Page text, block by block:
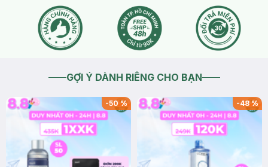
GỢI Ý DÀNH RIÊNG CHO BẠN
-50% -48%